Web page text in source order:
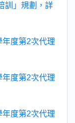
訓」規劃，詳
度第2次代理
度第2次代理
度第2次代理